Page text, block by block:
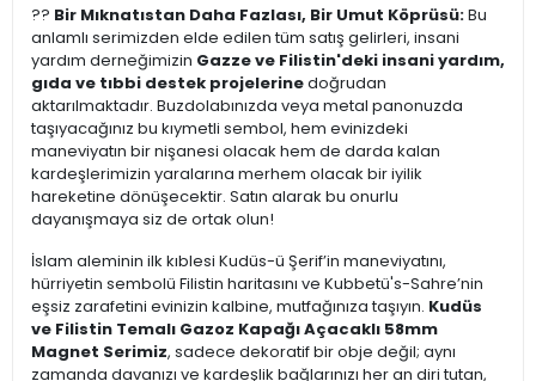
?? Bir Mıknatıstan Daha Fazlası, Bir Umut Köprüsü:Bu
anlamlı serimizden elde edilen tüm satış gelirleri, insani
yardım derneğimizin Gazze ve Filistin'deki insani yardım,
gıda ve tıbbi destek projelerinedoğrudan
aktarılmaktadır. Buzdolabınızda veya metal panonuzda
taşıyacağınız bu kıymetli sembol, hem evinizdeki
maneviyatın bir nişanesi olacak hem de darda kalan
kardeşlerimizin yaralarına merhem olacak bir iyilik
hareketine dönüşecektir. Satın alarak bu onurlu
dayanışmaya siz de ortak olun!
İslam aleminin ilk kıblesi Kudüs-ü Şerif’in maneviyatını,
hürriyetin sembolü Filistin haritasını ve Kubbetü's-Sahre’nin
eşsiz zarafetini evinizin kalbine, mutfağınıza taşıyın. Kudüs
ve Filistin Temalı Gazoz Kapağı Açacaklı 58mm
Magnet Serimiz, sadece dekoratif bir obje değil; aynı
zamanda davanızı ve kardeşlik bağlarınızı her an diri tutan,